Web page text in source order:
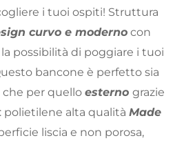
i tuoi ospiti! Struttura
curvo e moderno con
possibilità di poggiare i tuoi
bancone è perfetto sia
che per quello esterno grazie
polietilene alta qualità Made
liscia e non porosa,